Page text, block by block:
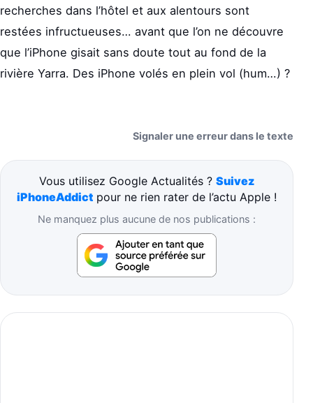
recherches dans l’hôtel et aux alentours sont
restées infructueuses… avant que l’on ne découvre
que l’iPhone gisait sans doute tout au fond de la
rivière Yarra. Des iPhone volés en plein vol (hum…) ?
Signaler une erreur dans le texte
Vous utilisez Google Actualités ? Suivez
iPhoneAddict pour ne rien rater de l’actu Apple !
Ne manquez plus aucune de nos publications :